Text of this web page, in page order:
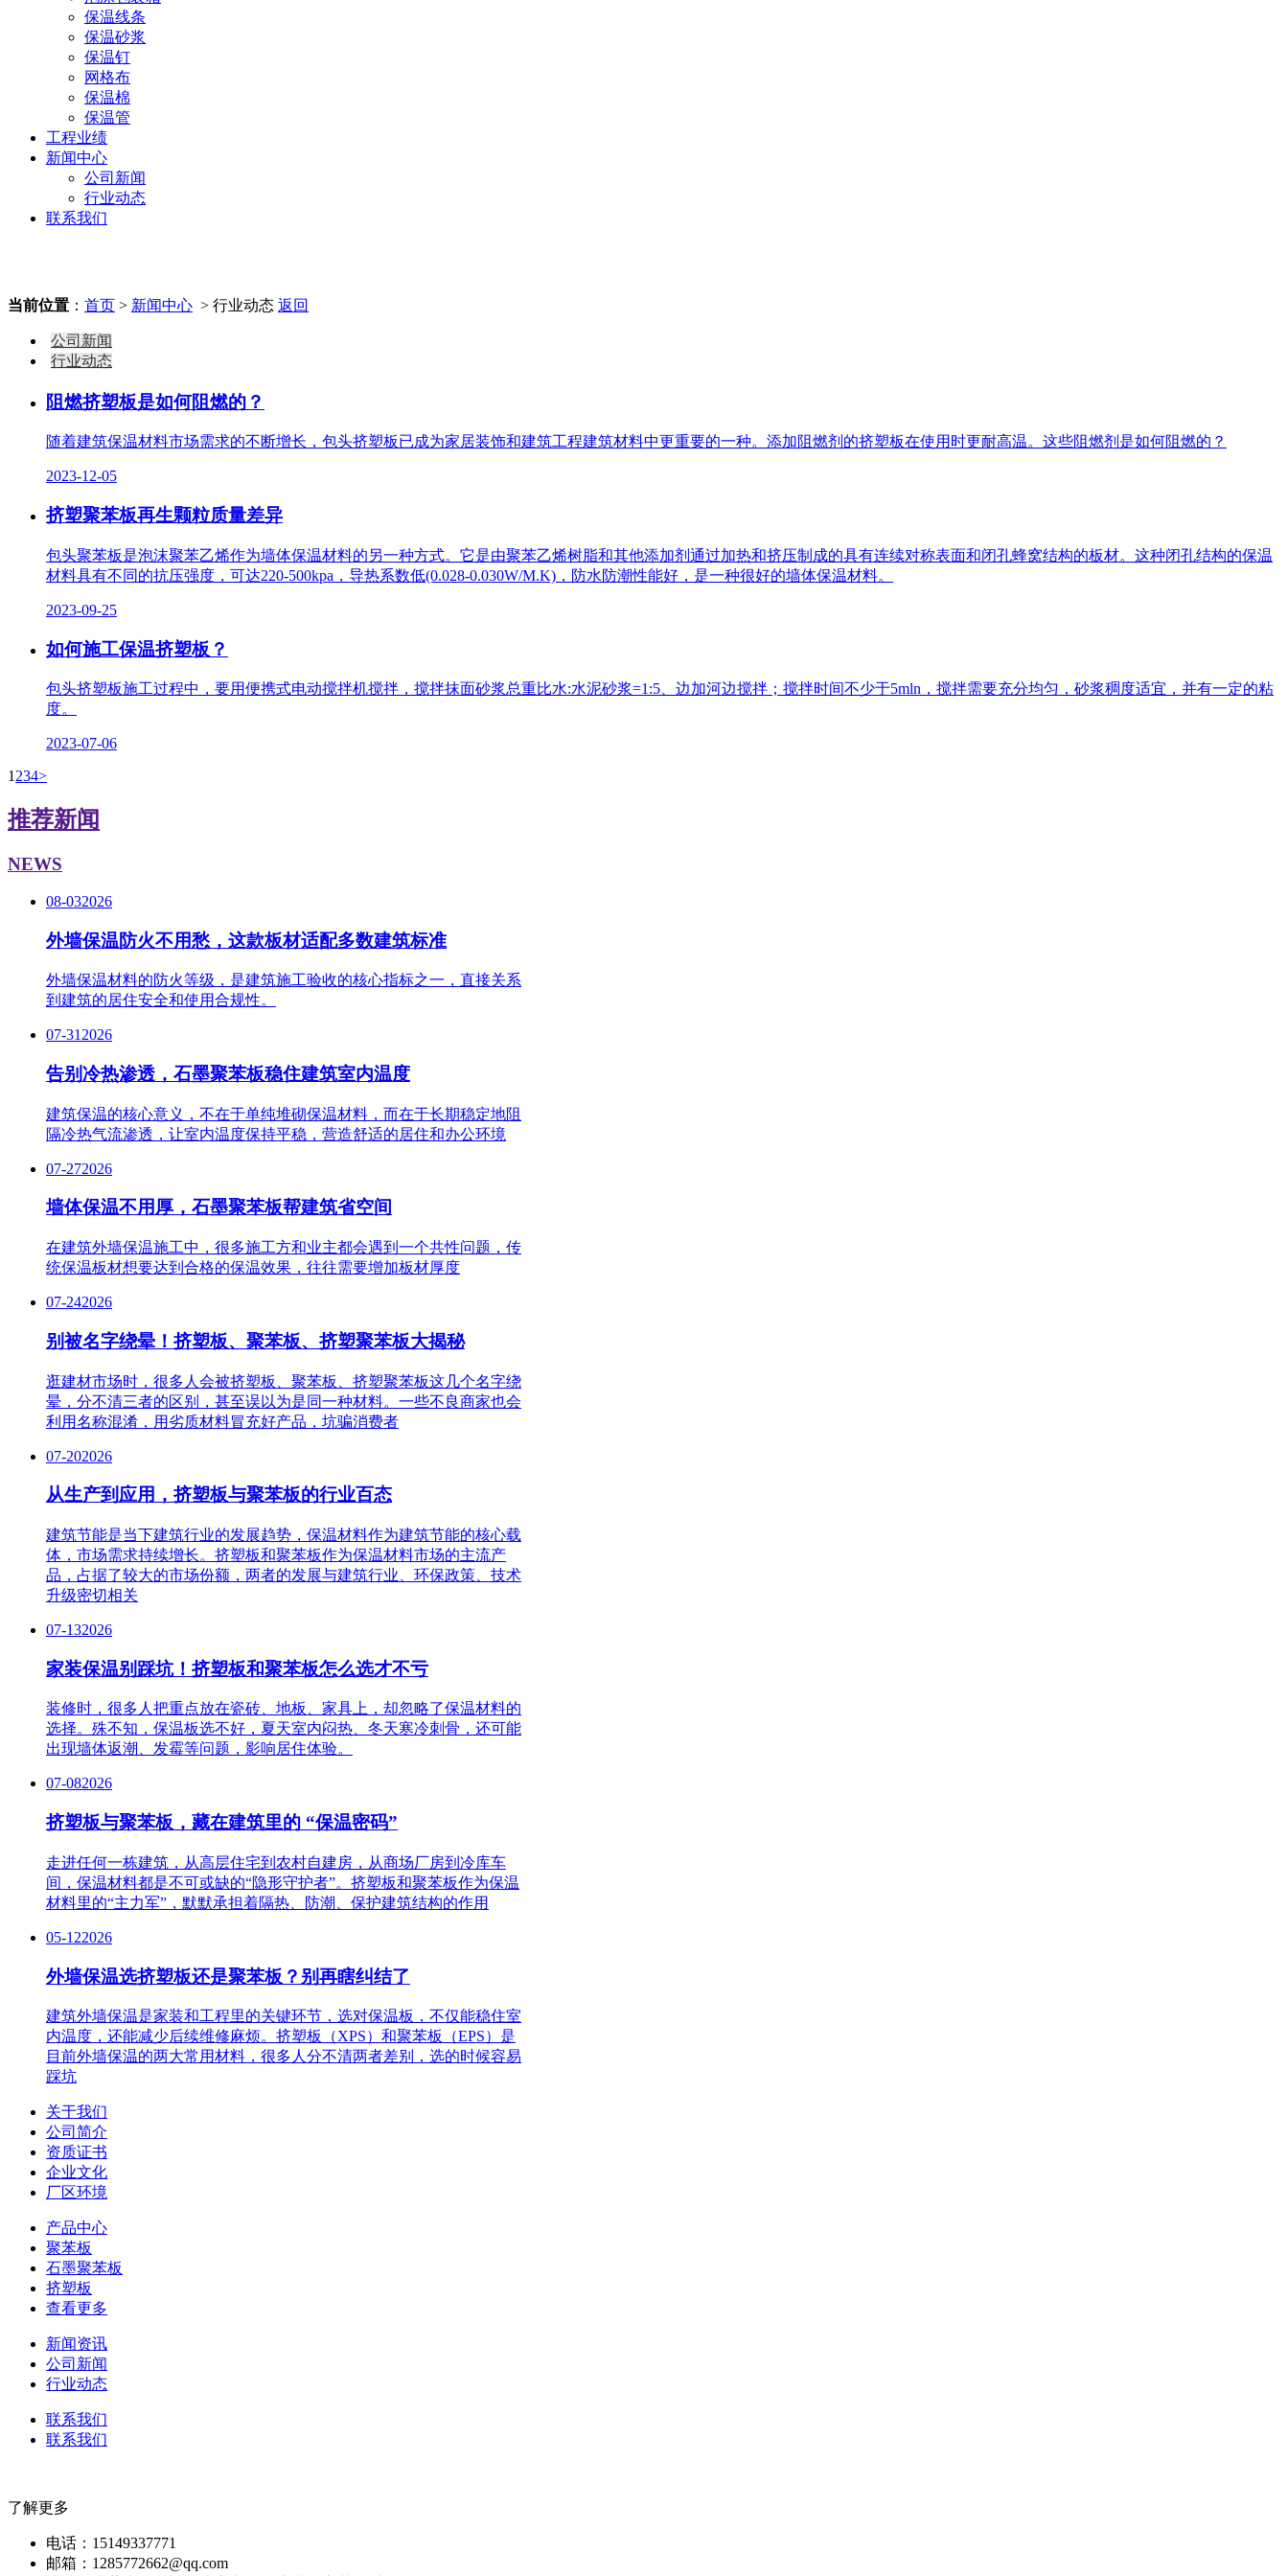
保温线条
保温砂浆
保温钉
网格布
保温棉
保温管
工程业绩
新闻中心
公司新闻
行业动态
联系我们
当前位置 ： 首页 > 新闻中心 > 行业动态 返回
公司新闻
行业动态
阻燃挤塑板是如何阻燃的？
随着建筑保温材料市场需求的不断增长，包头挤塑板已成为家居装饰和建筑工程建筑材料中更重要的一种。添加阻燃剂的挤塑板在使用时更耐高温。这些阻燃剂是如何阻燃的？
2023-12-05
挤塑聚苯板再生颗粒质量差异
包头聚苯板是泡沫聚苯乙烯作为墙体保温材料的另一种方式。它是由聚苯乙烯树脂和其他添加剂通过加热和挤压制成的具有连续对称表面和闭孔蜂窝结构的板材。这种闭孔结构的保温
材料具有不同的抗压强度，可达220-500kpa，导热系数低(0.028-0.030W/M.K)，防水防潮性能好，是一种很好的墙体保温材料。
2023-09-25
如何施工保温挤塑板？
包头挤塑板施工过程中，要用便携式电动搅拌机搅拌，搅拌抹面砂浆总重比水:水泥砂浆=1:5、边加河边搅拌；搅拌时间不少于5mln，搅拌需要充分均匀，砂浆稠度适宜，并有一定的粘
度。
2023-07-06
1 234>
推荐新闻
NEWS
08-032026
外墙保温防火不用愁，这款板材适配多数建筑标准
外墙保温材料的防火等级，是建筑施工验收的核心指标之一，直接关系
到建筑的居住安全和使用合规性。
07-31 2026
告别冷热渗透，石墨聚苯板稳住建筑室内温度
建筑保温的核心意义，不在于单纯堆砌保温材料，而在于长期稳定地阻
隔冷热气流渗透，让室内温度保持平稳，营造舒适的居住和办公环境
07-272026
墙体保温不用厚，石墨聚苯板帮建筑省空间
在建筑外墙保温施工中，很多施工方和业主都会遇到一个共性问题，传
统保温板材想要达到合格的保温效果，往往需要增加板材厚度
07-242026
别被名字绕晕！挤塑板、聚苯板、挤塑聚苯板大揭秘
逛建材市场时，很多人会被挤塑板、聚苯板、挤塑聚苯板这几个名字绕
晕，分不清三者的区别，甚至误以为是同一种材料。一些不良商家也会
利用名称混淆，用劣质材料冒充好产品，坑骗消费者
07-202026
从生产到应用，挤塑板与聚苯板的行业百态
建筑节能是当下建筑行业的发展趋势，保温材料作为建筑节能的核心载
体，市场需求持续增长。挤塑板和聚苯板作为保温材料市场的主流产
品，占据了较大的市场份额，两者的发展与建筑行业、环保政策、技术
升级密切相关
07-132026
家装保温别踩坑！挤塑板和聚苯板怎么选才不亏
装修时，很多人把重点放在瓷砖、地板、家具上，却忽略了保温材料的
选择。殊不知，保温板选不好，夏天室内闷热、冬天寒冷刺骨，还可能
出现墙体返潮、发霉等问题，影响居住体验。
07-082026
挤塑板与聚苯板，藏在建筑里的 “保温密码”
走进任何一栋建筑，从高层住宅到农村自建房，从商场厂房到冷库车
间，保温材料都是不可或缺的“隐形守护者”。挤塑板和聚苯板作为保温
材料里的“主力军”，默默承担着隔热、防潮、保护建筑结构的作用
05-122026
外墙保温选挤塑板还是聚苯板？别再瞎纠结了
建筑外墙保温是家装和工程里的关键环节，选对保温板，不仅能稳住室
内温度，还能减少后续维修麻烦。挤塑板（XPS）和聚苯板（EPS）是
目前外墙保温的两大常用材料，很多人分不清两者差别，选的时候容易
踩坑
关于我们
公司简介
资质证书
企业文化
厂区环境
产品中心
聚苯板
石墨聚苯板
挤塑板
查看更多
新闻资讯
公司新闻
行业动态
联系我们
联系我们
了解更多
电话：15149337771
邮箱：1285772662@qq.com